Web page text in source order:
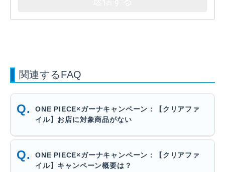
関連するFAQ
ONE PIECE×ガーナキャンペーン：【クリアファ
イル】お店に対象商品がない
ONE PIECE×ガーナキャンペーン：【クリアファ
イル】キャンペーン概要は？